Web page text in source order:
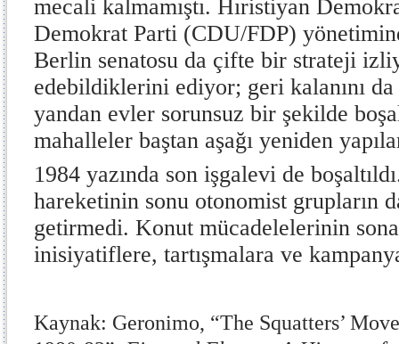
mecali kalmamıştı. Hıristiyan
Demokrat Parti (CDU/FDP)
Berlin senatosu da çifte bir strateji
edebildiklerini ediyor; geri kalanını da
yandan evler sorunsuz bir şekilde
mahalleler baştan aşağı yeniden
1984 yazında son işgalevi de
hareketinin sonu otonomist grupların
getirmedi. Konut mücadelelerinin
inisiyatiflere, tartışmalara ve
Kaynak: Geronimo, “The Squatters’